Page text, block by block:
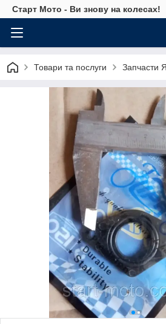
Старт Мото - Ви знову на колесах!
Товари та послуги Запчасти